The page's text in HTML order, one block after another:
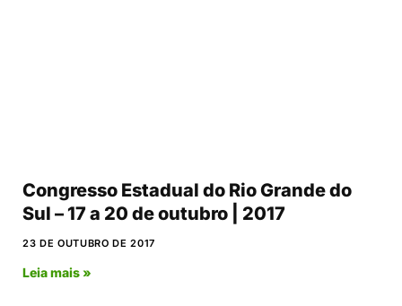
Congresso Estadual do Rio Grande do
Sul – 17 a 20 de outubro | 2017
23 DE OUTUBRO DE 2017
Leia mais »